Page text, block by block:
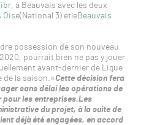
, à Beauvais avec les deux
Oise(National 3) etleBeauvais
possession de son nouveau
pourrait bien ne pas y jouer
avant-dernier de Ligue
de la saison.« Cette décision fera
sans délai les opérations de
les entreprises.Les
du projet, à la suite de
déjà été engagées, en accord